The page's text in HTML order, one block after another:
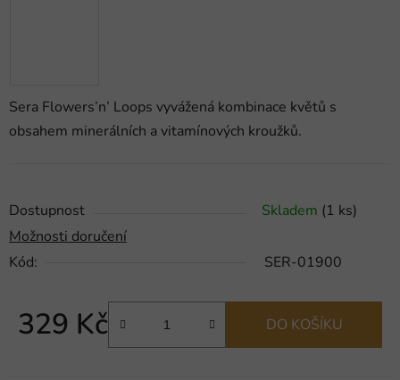
Sera Flowers’n’ Loops vyvážená kombinace květů s
obsahem minerálních a vitamínových kroužků.
Dostupnost Skladem (1 ks)
Možnosti doručení
Kód:
SER-01900
329 Kč DO KOŠÍKU